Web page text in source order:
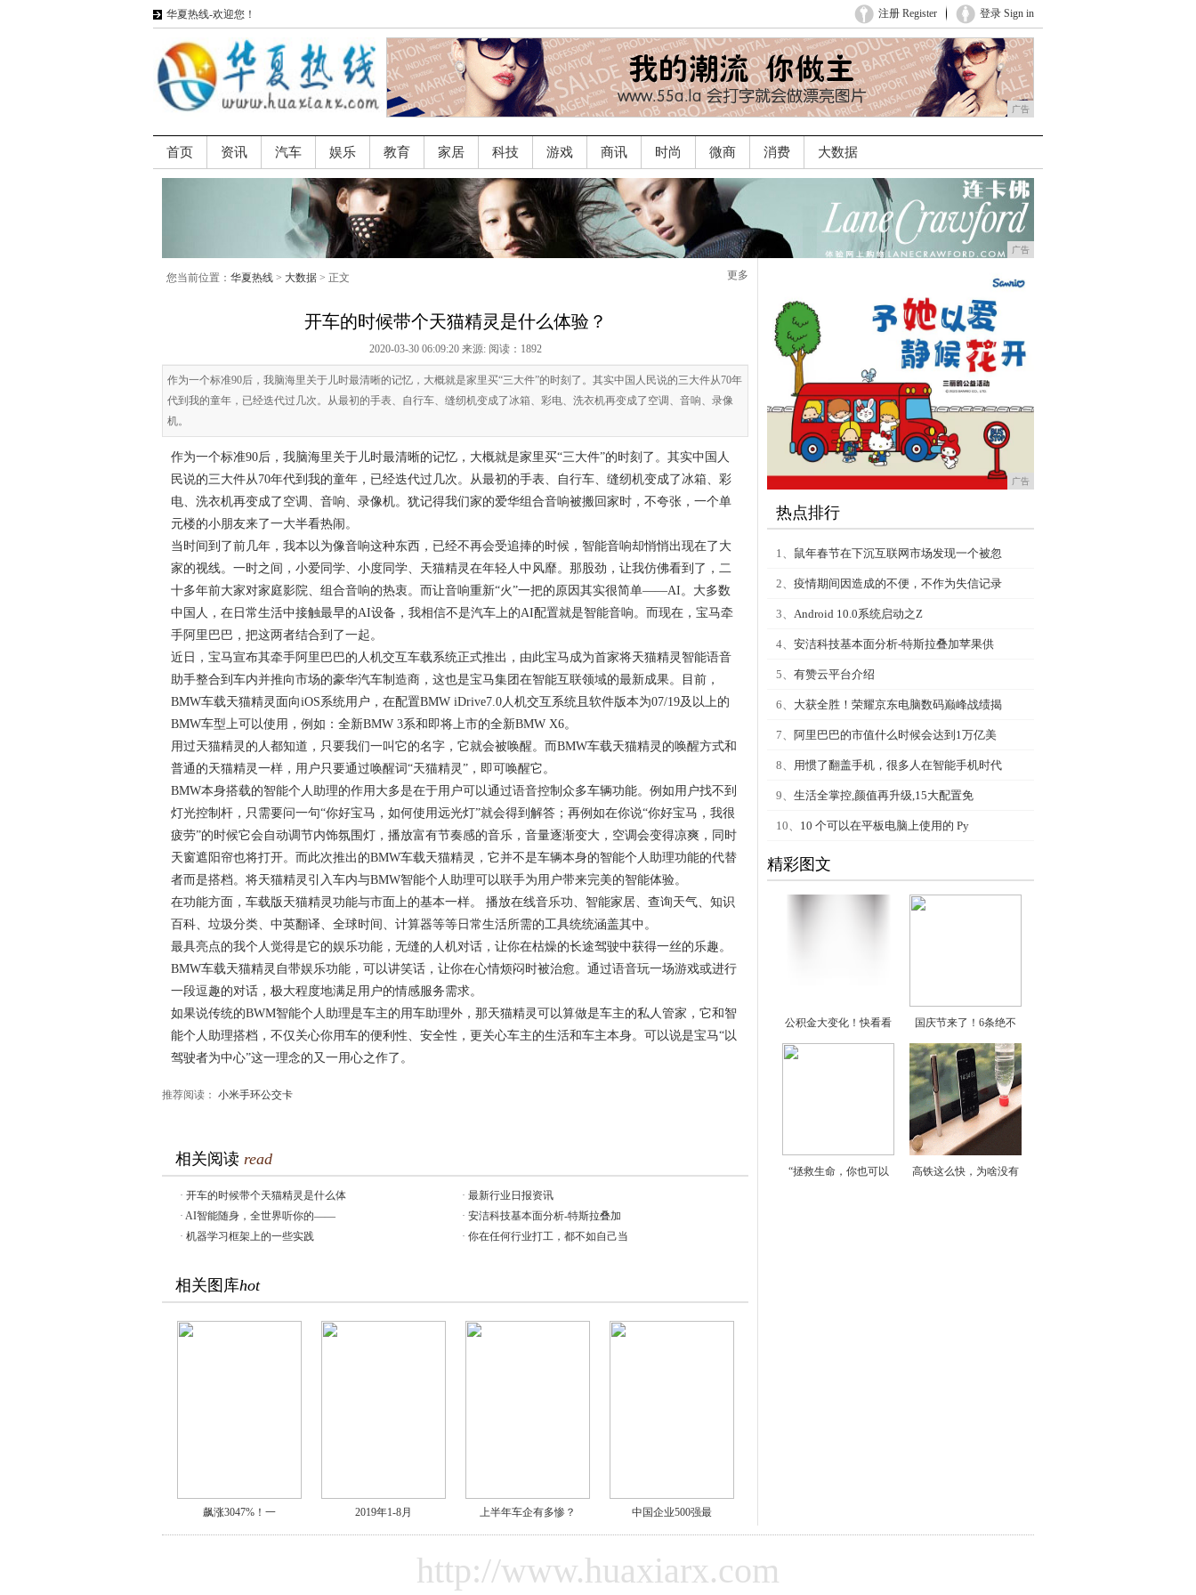
华夏热线-欢迎您！ 登录 Sign in
注册 Register
广告
首页 资讯 汽车 娱乐 教育 家居 科技 游戏 商讯 时尚 微商 消费 大数据
广告
您当前位置： 华夏热线 > 大数据 > 正文 更多
开车的时候带个天猫精灵是什么体验？
2020-03-30 06:09:20 来源: 阅读：1892
作为一个标准90后，我脑海里关于儿时最清晰的记忆，大概就是家里买“三大件”的时刻了。其实中国人民说的三大件从70年
代到我的童年，已经迭代过几次。从最初的手表、自行车、缝纫机变成了冰箱、彩电、洗衣机再变成了空调、音响、录像
机。
作为一个标准90后，我脑海里关于儿时最清晰的记忆，大概就是家里买“三大件”的时刻了。其实中国人
民说的三大件从70年代到我的童年，已经迭代过几次。从最初的手表、自行车、缝纫机变成了冰箱、彩
电、洗衣机再变成了空调、音响、录像机。犹记得我们家的爱华组合音响被搬回家时，不夸张，一个单
元楼的小朋友来了一大半看热闹。
当时间到了前几年，我本以为像音响这种东西，已经不再会受追捧的时候，智能音响却悄悄出现在了大
家的视线。一时之间，小爱同学、小度同学、天猫精灵在年轻人中风靡。那股劲，让我仿佛看到了，二
十多年前大家对家庭影院、组合音响的热衷。而让音响重新“火”一把的原因其实很简单——AI。大多数
中国人，在日常生活中接触最早的AI设备，我相信不是汽车上的AI配置就是智能音响。而现在，宝马牵
手阿里巴巴，把这两者结合到了一起。
近日，宝马宣布其牵手阿里巴巴的人机交互车载系统正式推出，由此宝马成为首家将天猫精灵智能语音
助手整合到车内并推向市场的豪华汽车制造商，这也是宝马集团在智能互联领域的最新成果。目前，
BMW车载天猫精灵面向iOS系统用户，在配置BMW iDrive7.0人机交互系统且软件版本为07/19及以上的
BMW车型上可以使用，例如：全新BMW 3系和即将上市的全新BMW X6。
用过天猫精灵的人都知道，只要我们一叫它的名字，它就会被唤醒。而BMW车载天猫精灵的唤醒方式和
普通的天猫精灵一样，用户只要通过唤醒词“天猫精灵”，即可唤醒它。
BMW本身搭载的智能个人助理的作用大多是在于用户可以通过语音控制众多车辆功能。例如用户找不到
灯光控制杆，只需要问一句“你好宝马，如何使用远光灯”就会得到解答；再例如在你说“你好宝马，我很
疲劳”的时候它会自动调节内饰氛围灯，播放富有节奏感的音乐，音量逐渐变大，空调会变得凉爽，同时
天窗遮阳帘也将打开。而此次推出的BMW车载天猫精灵，它并不是车辆本身的智能个人助理功能的代替
者而是搭档。将天猫精灵引入车内与BMW智能个人助理可以联手为用户带来完美的智能体验。
在功能方面，车载版天猫精灵功能与市面上的基本一样。 播放在线音乐功、智能家居、查询天气、知识
百科、垃圾分类、中英翻译、全球时间、计算器等等日常生活所需的工具统统涵盖其中。
最具亮点的我个人觉得是它的娱乐功能，无缝的人机对话，让你在枯燥的长途驾驶中获得一丝的乐趣。
BMW车载天猫精灵自带娱乐功能，可以讲笑话，让你在心情烦闷时被治愈。通过语音玩一场游戏或进行
一段逗趣的对话，极大程度地满足用户的情感服务需求。
如果说传统的BWM智能个人助理是车主的用车助理外，那天猫精灵可以算做是车主的私人管家，它和智
能个人助理搭档，不仅关心你用车的便利性、安全性，更关心车主的生活和车主本身。可以说是宝马“以
驾驶者为中心”这一理念的又一用心之作了。
推荐阅读： 小米手环公交卡
相关阅读 read
· 开车的时候带个天猫精灵是什么体 · 最新行业日报资讯
· AI智能随身，全世界听你的—— · 安洁科技基本面分析-特斯拉叠加
· 机器学习框架上的一些实践 · 你在任何行业打工，都不如自己当
相关图库hot
飙涨3047%！一 2019年1-8月 上半年车企有多惨？ 中国企业500强最
广告
热点排行
1、 鼠年春节在下沉互联网市场发现一个被忽
2、 疫情期间因造成的不便，不作为失信记录
3、 Android 10.0系统启动之Z
4、 安洁科技基本面分析-特斯拉叠加苹果供
5、 有赞云平台介绍
6、 大获全胜！荣耀京东电脑数码巅峰战绩揭
7、 阿里巴巴的市值什么时候会达到1万亿美
8、 用惯了翻盖手机，很多人在智能手机时代
9、 生活全掌控,颜值再升级,15大配置免
10、 10 个可以在平板电脑上使用的 Py
精彩图文
公积金大变化！快看看 国庆节来了！6条绝不
“拯救生命，你也可以 高铁这么快，为啥没有
http://www.huaxiarx.com